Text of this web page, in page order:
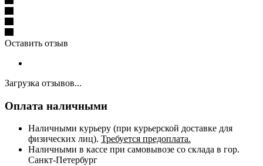
Оставить отзыв
Загрузка отзывов...
Оплата наличными
Наличными курьеру (при курьерской доставке для
физических лиц). Требуется предоплата.
Наличными в кассе при самовывозе со склада в гор.
Санкт-Петербург